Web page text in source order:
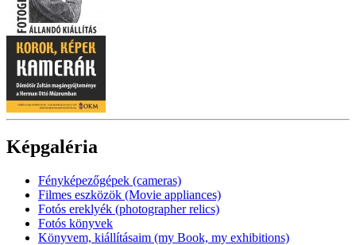
Képgaléria
Fényképezőgépek (cameras)
Filmes eszközök (Movie appliances)
Fotós ereklyék (photographer relics)
Fotós könyvek
Könyvem, kiállításaim (my Book, my exhibitions)